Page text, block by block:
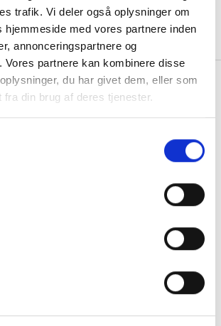
trafik. Vi deler også oplysninger om
hjemmeside med vores partnere inden
annonceringspartnere og
Vores partnere kan kombinere disse
du har givet dem, eller som
fra din brug af deres tjenester.
emballage
spørgsmål
lavet af valle, med en mild, let sødlig
, helt uden kunstige
i
dessertcremer, bagværk og
ikke som hårde oste
, men giver cremet